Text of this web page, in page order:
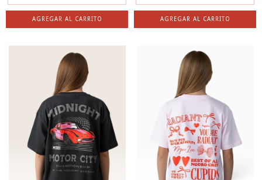
AGREGAR AL CARRITO AGREGAR AL CARRITO